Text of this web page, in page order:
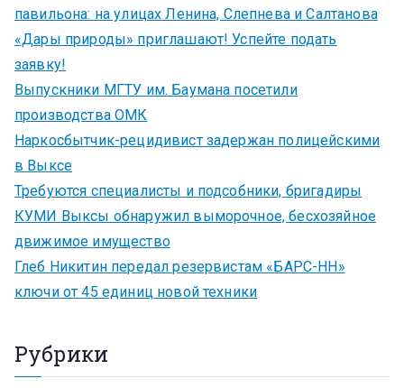
павильона: на улицах Ленина, Слепнева и Салтанова
«Дары природы» приглашают! Успейте подать
заявку!
Выпускники МГТУ им. Баумана посетили
производства ОМК
Наркосбытчик-рецидивист задержан полицейскими
в Выксе
Требуются специалисты и подсобники, бригадиры
КУМИ Выксы обнаружил выморочное, бесхозяйное
движимое имущество
Глеб Никитин передал резервистам «БАРС-НН»
ключи от 45 единиц новой техники
Рубрики